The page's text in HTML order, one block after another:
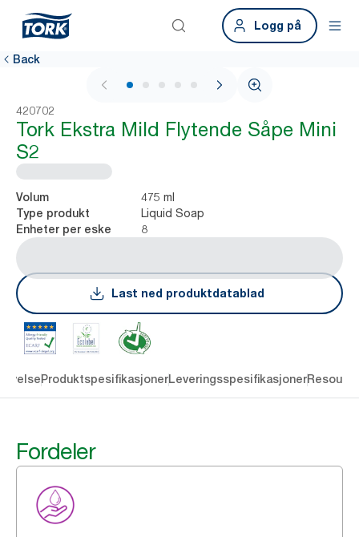
Logg på
Back
1 / 5
420702
Tork Ekstra Mild Flytende Såpe Mini
S2
Volum 475 ml
Type produkt Liquid Soap
Enheter per eske 8
Last ned produktdatablad
ProduktspesifikasjonerLeveringsspesifikasjoner
Fordeler